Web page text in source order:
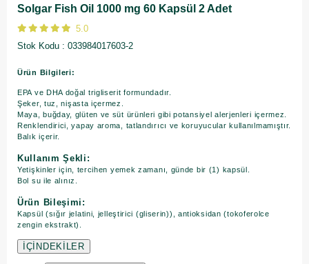
Solgar Fish Oil 1000 mg 60 Kapsül 2 Adet
5.0
Stok Kodu
033984017603-2
Ürün Bilgileri:
EPA ve DHA doğal trigliserit formundadır.
Şeker, tuz, nişasta içermez.
Maya, buğday, glüten ve süt ürünleri gibi potansiyel alerjenleri içermez.
Renklendirici, yapay aroma, tatlandırıcı ve koruyucular kullanılmamıştır.
Balık içerir.
Kullanım Şekli:
Yetişkinler için, tercihen yemek zamanı, günde bir (1) kapsül.
Bol su ile alınız.
Ürün Bileşimi:
Kapsül (sığır jelatini, jelleştirici (gliserin)), antioksidan (tokoferolce
zengin ekstrakt).
İÇİNDEKİLER